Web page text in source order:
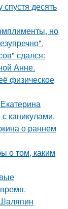
десять
но
сдался:
Анне.
физическое
каникулами.
о раннем
о том, каким